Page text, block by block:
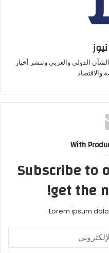
الدولي والعربي وتنشر أخبار
والاقتصاد
With
Subscribe to
get the
Lorem ipsum